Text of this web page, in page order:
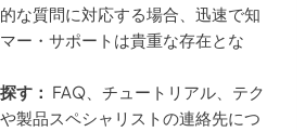
な質問に対応する場合、迅速で知
ー・サポートは貴重な存在とな
す： FAQ、チュートリアル、テク
製品スペシャリストの連絡先につ